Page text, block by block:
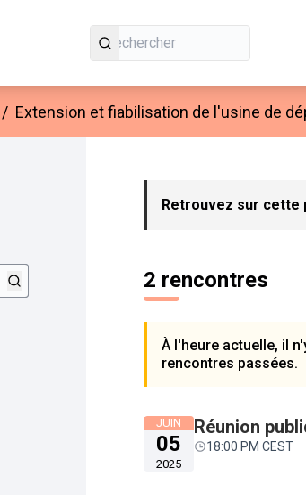
/ Extension et fiabilisation de l'usine de
Retrouvez sur cette
2 rencontres
À l'heure actuelle, il
rencontres passées.
JUIN
05
2025
Réunion
18:00 PM CEST